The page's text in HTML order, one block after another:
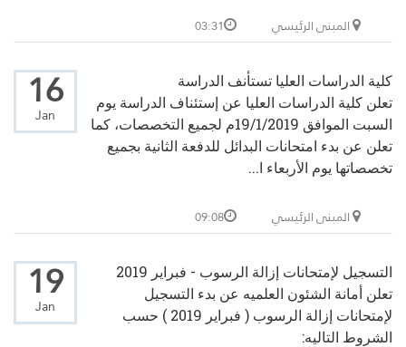
المبنى الرئيسي 03:31
16
Jan
كلية الدراسات العليا تستأنف الدراسة
تعلن كلية الدراسات العليا عن إستئناف الدراسة يوم
السبت الموافق 19/1/2019م لجميع التخصصات، كما
تعلن عن بدء امتحانات البدائل للدفعة الثانية بجميع
تخصصاتها يوم الأربعاء ا...
المبنى الرئيسي 09:08
19
Jan
التسجيل لإمتحانات إزالة الرسوب - فبراير 2019
تعلن أمانة الشئون العلميه عن بدء التسجيل
لإمتحانات إزالة الرسوب ( فبراير 2019 ) حسب
الشروط التاليه: